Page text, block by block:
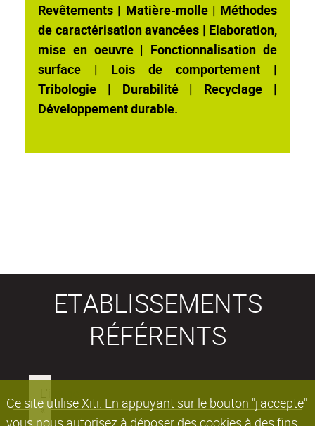
Ce site utilise Xiti. En appuyant sur le bouton "j'accepte"
vous nous autorisez à déposer des cookies à des fins
Revêtements | Matière-molle | Méthodes
de caractérisation avancées | Elaboration,
mise en oeuvre | Fonctionnalisation de
surface | Lois de comportement
|
Tribologie
| Durabilité | Recyclage
|
Développement durable.
ETABLISSEMENTS
RÉFÉRENTS